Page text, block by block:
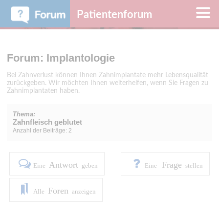
Patientenforum
Forum: Implantologie
Bei Zahnverlust können Ihnen Zahnimplantate mehr Lebensqualität
zurückgeben. Wir möchten Ihnen weiterhelfen, wenn Sie Fragen zu
Zahnimplantaten haben.
Thema:
Zahnfleisch geblutet
Anzahl der Beiträge: 2
Eine Antwort geben Eine Frage stellen
Alle Foren anzeigen